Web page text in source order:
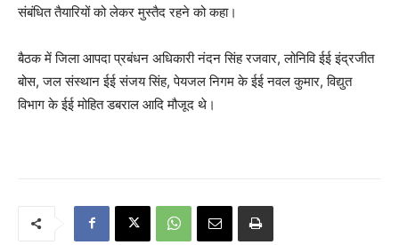
संबंधित तैयारियों को लेकर मुस्तैद रहने को कहा।
बैठक में जिला आपदा प्रबंधन अधिकारी नंदन सिंह रजवार, लोनिवि ईई इंद्रजीत
बोस, जल संस्थान ईई संजय सिंह, पेयजल निगम के ईई नवल कुमार, विद्युत
विभाग के ईई मोहित डबराल आदि मौजूद थे।